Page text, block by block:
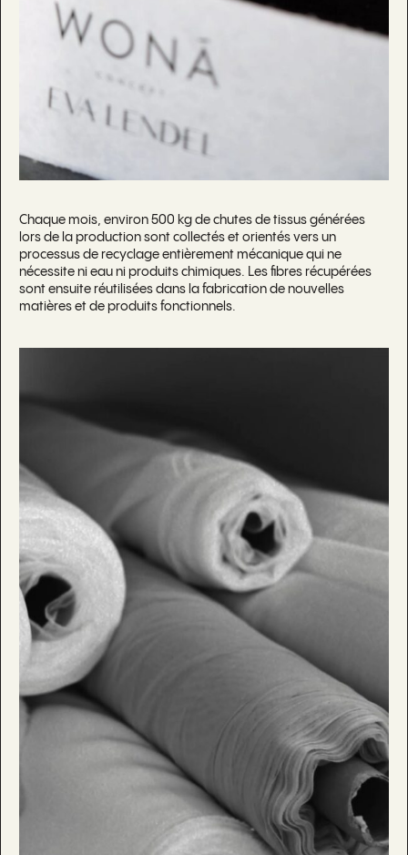
Chaque mois, environ 500 kg de chutes de tissus générées
lors de la production sont collectés et orientés vers un
processus de recyclage entièrement mécanique qui ne
nécessite ni eau ni produits chimiques. Les fibres récupérées
sont ensuite réutilisées dans la fabrication de nouvelles
matières et de produits fonctionnels.